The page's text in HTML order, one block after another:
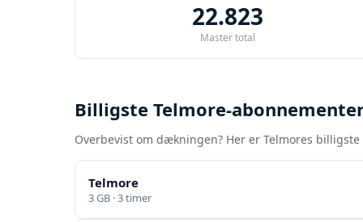
22.823
Master total
Billigste Telmore-
Overbevist om dækningen? Her er Telmores
Telmore
3 GB · 3 timer